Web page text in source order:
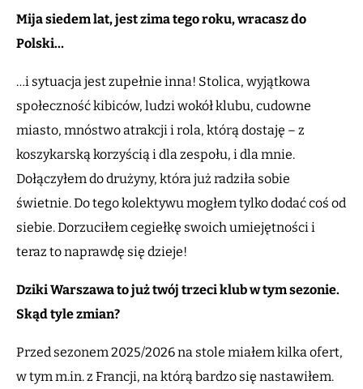
Mija siedem lat, jest zima tego roku, wracasz do
Polski…
…i sytuacja jest zupełnie inna! Stolica, wyjątkowa
społeczność kibiców, ludzi wokół klubu, cudowne
miasto, mnóstwo atrakcji i rola, którą dostaję – z
koszykarską korzyścią i dla zespołu, i dla mnie.
Dołączyłem do drużyny, która już radziła sobie
świetnie. Do tego kolektywu mogłem tylko dodać coś od
siebie. Dorzuciłem cegiełkę swoich umiejętności i
teraz to naprawdę się dzieje!
Dziki Warszawa to już twój trzeci klub w tym sezonie.
Skąd tyle zmian?
Przed sezonem 2025/2026 na stole miałem kilka ofert,
w tym m.in. z Francji, na którą bardzo się nastawiłem.